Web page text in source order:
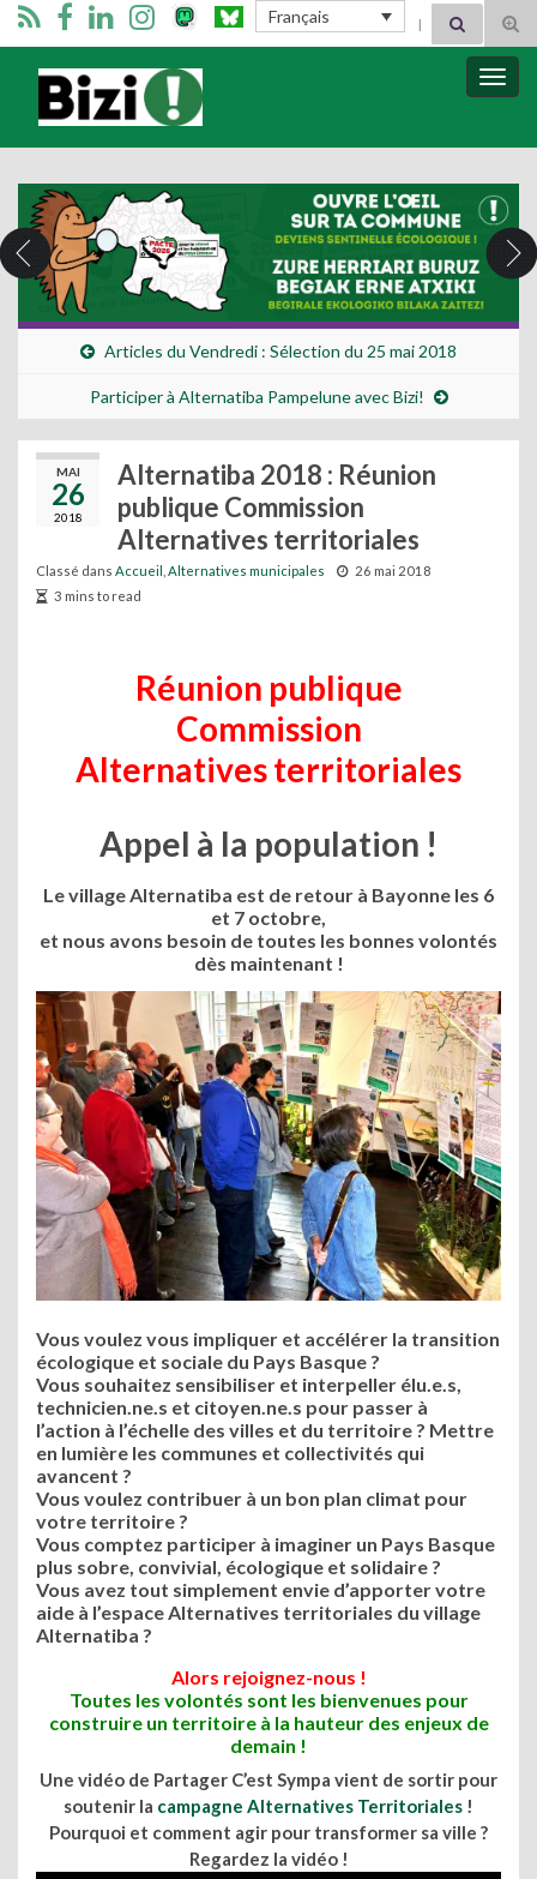
Français Search for:
Bizimugi
Articles du Vendredi : Sélection du 25 mai 2018
Participer à Alternatiba Pampelune avec Bizi!
MAI
26
2018
Alternatiba 2018 : Réunion
publique Commission
Alternatives territoriales
Classé dans Accueil Alternatives municipales
26 mai 2018
3 mins to read
Réunion publique
Commission
Alternatives territoriales
Appel à la population !
Le village Alternatiba est de retour à Bayonne les 6
et 7 octobre,
et nous avons besoin de toutes les bonnes volontés
dès maintenant !
Vous voulez vous impliquer et accélérer la transition
écologique et sociale du Pays Basque ?
Vous souhaitez sensibiliser et interpeller élu.e.s,
technicien.ne.s et citoyen.ne.s pour passer à
l’action à l’échelle des villes et du territoire ? Mettre
en lumière les communes et collectivités qui
avancent ?
Vous voulez contribuer à un bon plan climat pour
votre territoire ?
Vous comptez participer à imaginer un Pays Basque
plus sobre, convivial, écologique et solidaire ?
Vous avez tout simplement envie d’apporter votre
aide à l’espace Alternatives territoriales du village
Alternatiba ?
Alors rejoignez-nous !
Toutes les volontés sont les bienvenues pour
construire un territoire à la hauteur des enjeux de
demain !
Une vidéo de Partager C’est Sympa vient de sortir pour
soutenir la campagne Alternatives Territoriales !
Pourquoi et comment agir pour transformer sa ville ?
Regardez la vidéo !